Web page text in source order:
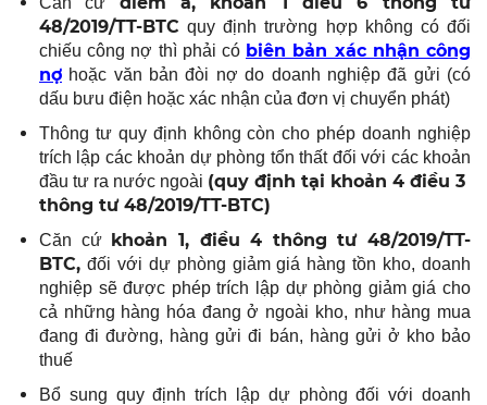
48/2019/TT-BTC quy định trường hợp không có đối
chiếu công nợ thì phải có biên bản xác nhận công
nợ hoặc văn bản đòi nợ do doanh nghiệp đã gửi (có
dấu bưu điện hoặc xác nhận của đơn vị chuyển phát)
Thông tư quy định không còn cho phép doanh nghiệp
trích lập các khoản dự phòng tổn thất đối với các khoản
đầu tư ra nước ngoài (quy định tại khoản 4 điều 3
thông tư 48/2019/TT-BTC)
Căn cứ khoản 1, điều 4 thông tư 48/2019/TT-
BTC, đối với dự phòng giảm giá hàng tồn kho, doanh
nghiệp sẽ được phép trích lập dự phòng giảm giá cho
cả những hàng hóa đang ở ngoài kho, như hàng mua
đang đi đường, hàng gửi đi bán, hàng gửi ở kho bảo
thuế
Bổ sung quy định trích lập dự phòng đối với doanh